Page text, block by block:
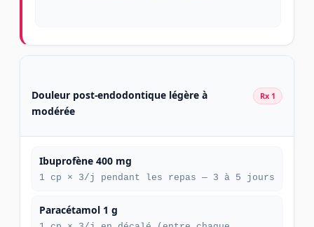
Douleur post-endodontique légère à
modérée
Rx 1
Ibuprofène 400 mg
1 cp × 3/j pendant les repas — 3 à 5 jours
Paracétamol 1 g